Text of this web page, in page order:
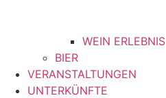
WEIN ERLEBNIS
BIER
VERANSTALTUNGEN
UNTERKÜNFTE